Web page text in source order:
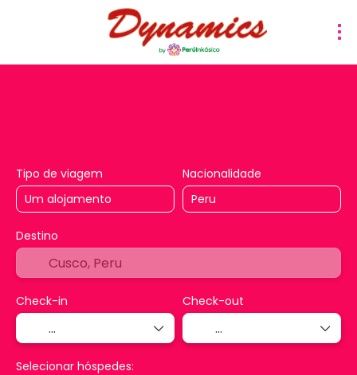
Tipo de viagem Nacionalidade
Destino
Check-in Check-out
Selecionar hóspedes: